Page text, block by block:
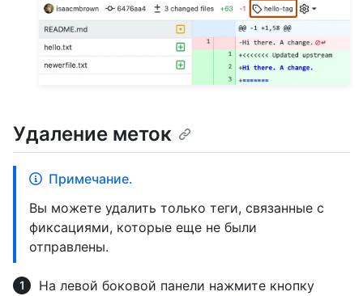
Удаление меток
Примечание.
Вы можете удалить только теги, связанные с
фиксациями, которые еще не были
отправлены.
На левой боковой панели нажмите кнопку